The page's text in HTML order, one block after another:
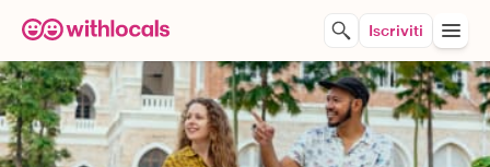
Iscriviti